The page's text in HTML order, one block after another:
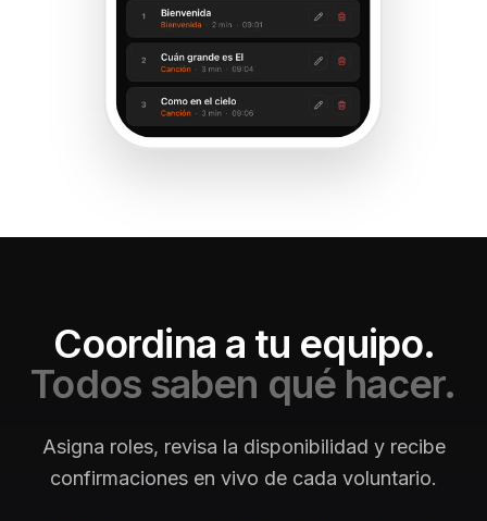
Coordina a tu equipo.
Todos saben qué hacer.
Asigna roles, revisa la disponibilidad y recibe
confirmaciones en vivo de cada voluntario.